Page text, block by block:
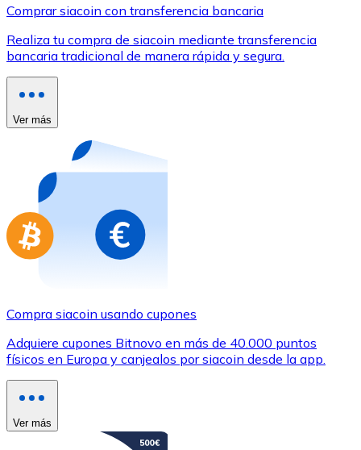
Utiliza tarjetas Visa y Mastercard para comprar
Comprar con tarjeta
Compra tarjetas regalo de tus marcas favoritas con
Ir a la tienda de tarjetas regalo
Comprar siacoin con transferencia bancaria
Realiza tu compra de siacoin mediante transferencia
bancaria tradicional de manera rápida y segura.
Ver más
Compra siacoin usando cupones
Adquiere cupones Bitnovo en más de 40.000 puntos
físicos en Europa y canjealos por siacoin desde la app.
Ver más